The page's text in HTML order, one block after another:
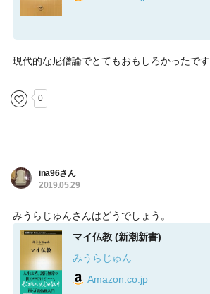
現代的な尼僧論でとてもおもしろかったです
0
ina96さん
2019.05.29
みうらじゅんさんはどうでしょう。
マイ仏教 (新潮新書)
みうらじゅん
Amazon.co.jp